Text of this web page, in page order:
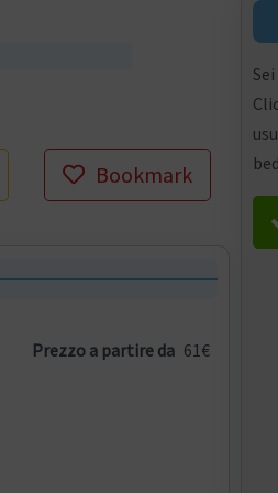
Bookmark
Prezzo a partire da 61€